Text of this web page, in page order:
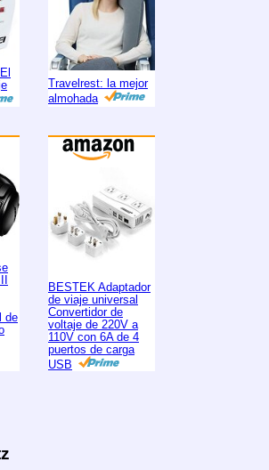
Travelrest: la mejor
almohada
de
BESTEK Adaptador
de viaje universal
Convertidor de
voltaje de 220V a
110V con 6A de 4
puertos de carga
USB